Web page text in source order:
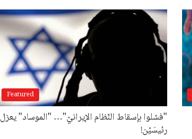
Featured
"فشلوا بإسقاط النّظام الإيرانيّ"… "الموساد" يعزل
رئيسَيْن!